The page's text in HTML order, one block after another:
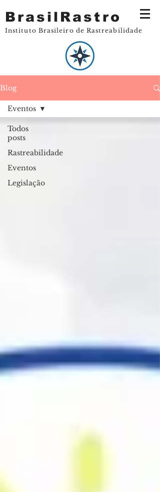
BrasilRastro
Instituto Brasileiro de Rastreabilidade
Blog
Todos
posts
Rastreabilidade
Eventos
Legislação
Eventos